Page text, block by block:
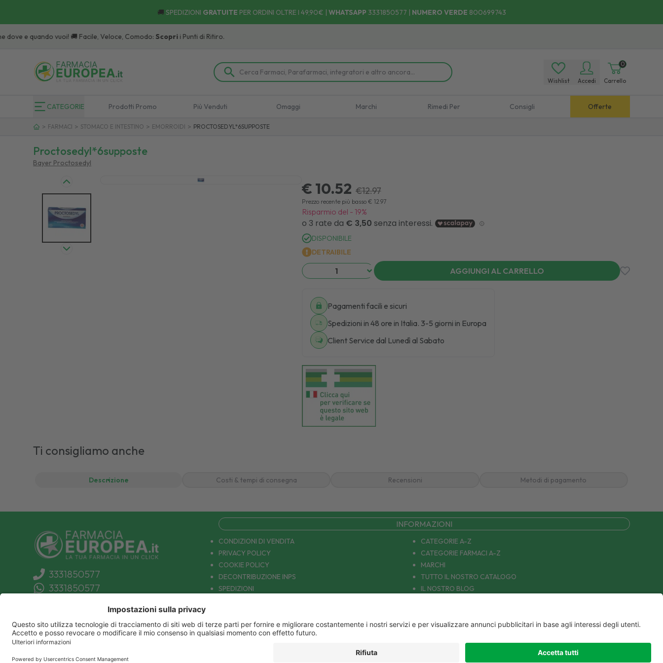
🚚 SPEDIZIONI GRATUITE PER ORDINI OLTRE I 49,90€ | WHATSAPP 3331850577 | NUMERO VERDE 800699743
e quando vuoi! 🚚 Facile, Veloce, Comodo:Scoprii Punti di Ritiro.
Wishlist Accedi
0
Carrello
CATEGORIE Prodotti Promo Più Venduti Omaggi Marchi Rimedi Per Consigli Offerte
> FARMACI > STOMACO E INTESTINO > EMORROIDI > PROCTOSEDYL*6SUPPOSTE
Proctosedyl*6supposte
Bayer Proctosedyl
€ 10.52 €12.97
Prezzo recente più basso€ 12.97
Risparmio del - 19%
DISPONIBILE
DETRAIBILE
AGGIUNGI AL CARRELLO
Pagamenti facili e sicuri
Spedizioni in 48 ore in Italia. 3-5 giorni in Europa
Client Service dal Lunedì al Sabato
Ti consigliamo anche
Descrizione Costi & tempi di consegna Recensioni Metodi di pagamento
3331850577
3331850577
info@farmaciaeuropea.it
INFORMAZIONI
CONDIZIONI DI VENDITA
PRIVACY POLICY
COOKIE POLICY
DECONTRIBUZIONE INPS
SPEDIZIONI
PATOLOGIE: CAUSE E RIMEDI
CATEGORIE A-Z
CATEGORIE FARMACI A-Z
MARCHI
TUTTO IL NOSTRO CATALOGO
IL NOSTRO BLOG